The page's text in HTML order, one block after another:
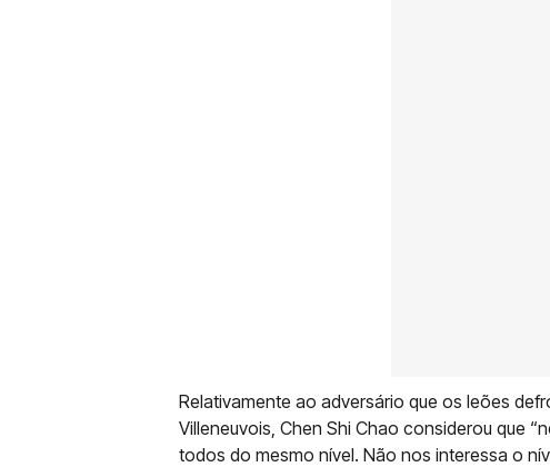
Relativamente ao adversário que os leões
Villeneuvois, Chen Shi Chao considerou que
todos do mesmo nível. Não nos interessa o